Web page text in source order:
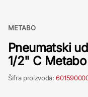
METABO
Pneumatski
1/2" C Metabo
Šifra proizvoda: